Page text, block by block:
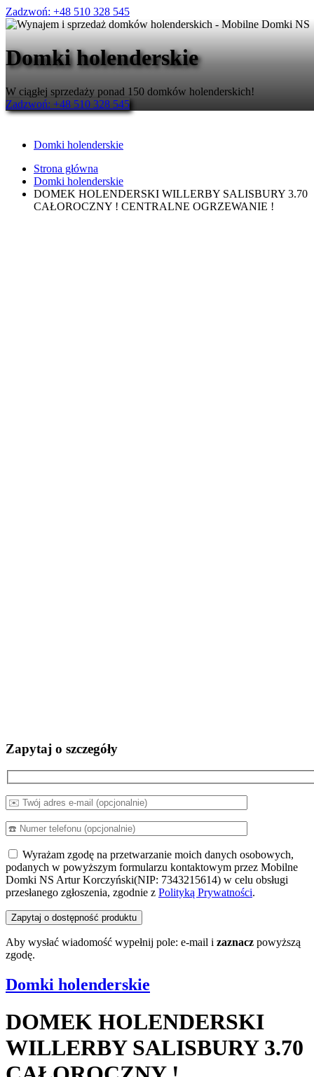
Zadzwoń: +48 510 328 545
Domki holenderskie
W ciągłej sprzedaży ponad 150 domków holenderskich!
Zadzwoń: +48 510 328 545
Domki holenderskie
Strona główna
Domki holenderskie
DOMEK HOLENDERSKI WILLERBY SALISBURY 3.70
CAŁOROCZNY ! CENTRALNE OGRZEWANIE !
Zapytaj o szczegóły
Wyrażam zgodę na przetwarzanie moich danych osobowych,
podanych w powyższym formularzu kontaktowym przez Mobilne
Domki NS Artur Korczyński(NIP: 7343215614) w celu obsługi
przesłanego zgłoszenia, zgodnie z Polityką Prywatności.
Aby wysłać wiadomość wypełnij pole: e-mail i zaznacz powyższą
zgodę.
Domki holenderskie
DOMEK HOLENDERSKI
WILLERBY SALISBURY 3.70